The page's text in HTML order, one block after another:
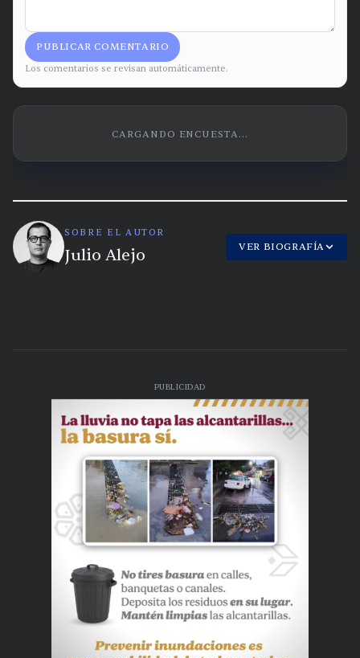
PUBLICAR COMENTARIO
Los comentarios se revisan automáticamente.
CARGANDO ENCUESTA...
SOBRE EL AUTOR
Julio Alejo VER BIOGRAFÍA
PUBLICIDAD